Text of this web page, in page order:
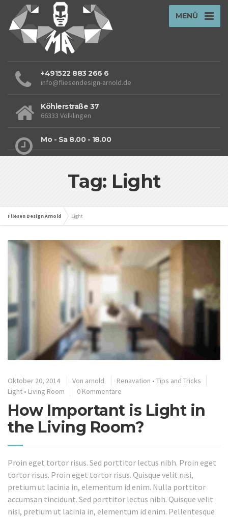
MENÜ
+491522 883 266 6
info@fliesendesign-arnold.de
Köhlerstraße 37
66333 Völklingen
Mo - Sa 8.00 - 18.00
Tag: Light
Fliesen Design Arnold Light
Oktober 20, 2014 Von arnold Renavation • Tips and Tricks
Light • Living Room 0 Kommentare
How Important is Light in
the Living Room?
Proin eget tortor risus. Sed porttitor lectus nibh. Proin eget
tortor risus. Proin eget tortor risus. Quisque velit nisi,
pretium ut lacinia in, elementum id enim. Nulla porttitor
accumsan tincidunt. Sed porttitor lectus nibh. Quisque velit
nisi, pretium ut lacinia in, elementum id enim. Pellentesque